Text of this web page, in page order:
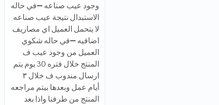
وجود عيب صناعه ➖في حاله
الاستبدال نتيجة عيب صناعه
لا يتحمل العميل اي مصاريف
اضافيه ➖في حاله شكوي
العميل من وجود عيب ف
المنتج خلال فتره 30 يوم يتم
ارسال مندوب ف خلال ٣
أيام عمل وبعدها بيتم مراجعه
المنتج من طرفنا واذا بعد